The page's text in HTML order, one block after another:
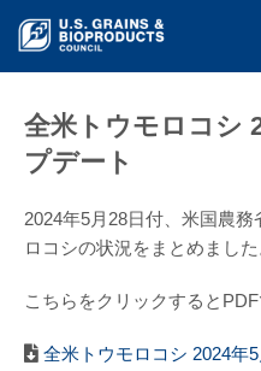
全米トウモロコシ
プデート
2024年5月28日付、米国農
ロコシの状況をまとめました
こちらをクリックすると
全米トウモロコシ 2024年